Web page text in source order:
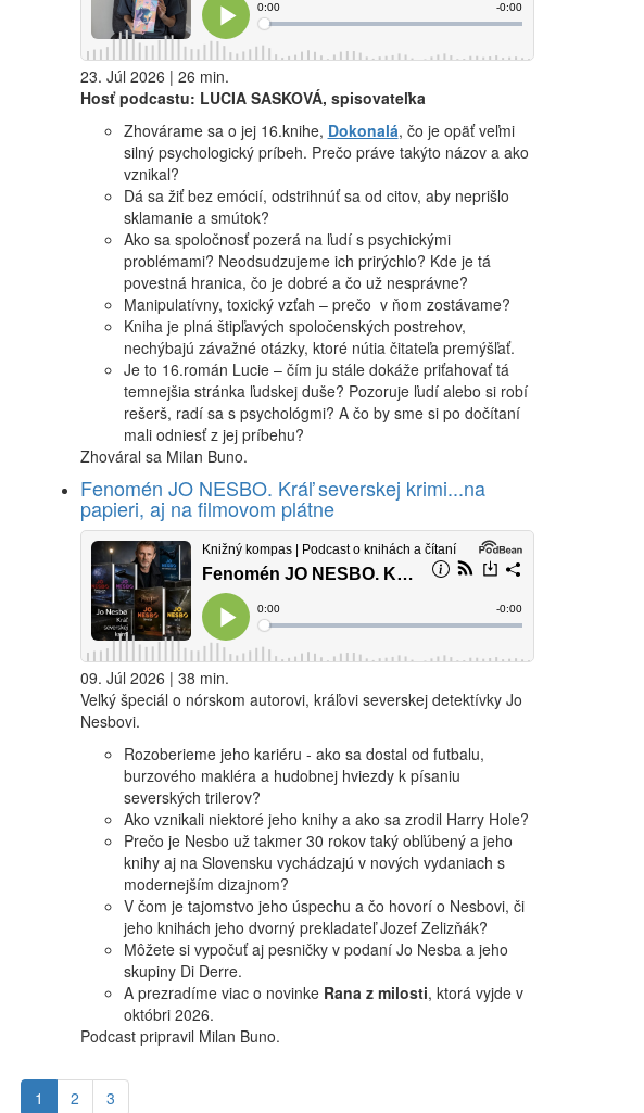
23. Júl 2026 | 26 min.
Hosť podcastu: LUCIA SASKOVÁ, spisovateľka
Zhovárame sa o jej 16.knihe, Dokonalá, čo je opäť veľmi
silný psychologický príbeh. Prečo práve takýto názov a ako
vznikal?
Dá sa žiť bez emócií, odstrihnúť sa od citov, aby neprišlo
sklamanie a smútok?
Ako sa spoločnosť pozerá na ľudí s psychickými
problémami? Neodsudzujeme ich prirýchlo? Kde je tá
povestná hranica, čo je dobré a čo už nesprávne?
Manipulatívny, toxický vzťah – prečo v ňom zostávame?
Kniha je plná štipľavých spoločenských postrehov,
nechýbajú závažné otázky, ktoré nútia čitateľa premýšľať.
Je to 16.román Lucie – čím ju stále dokáže priťahovať tá
temnejšia stránka ľudskej duše? Pozoruje ľudí alebo si robí
rešerš, radí sa s psychológmi? A čo by sme si po dočítaní
mali odniesť z jej príbehu?
Zhováral sa Milan Buno.
Fenomén JO NESBO. Kráľ severskej krimi...na
papieri, aj na filmovom plátne
09. Júl 2026 | 38 min.
Veľký špeciál o nórskom autorovi, kráľovi severskej detektívky Jo
Nesbovi.
Rozoberieme jeho kariéru - ako sa dostal od futbalu,
burzového makléra a hudobnej hviezdy k písaniu
severských trilerov?
Ako vznikali niektoré jeho knihy a ako sa zrodil Harry Hole?
Prečo je Nesbo už takmer 30 rokov taký obľúbený a jeho
knihy aj na Slovensku vychádzajú v nových vydaniach s
modernejším dizajnom?
V čom je tajomstvo jeho úspechu a čo hovorí o Nesbovi, či
jeho knihách jeho dvorný prekladateľ Jozef Zelizňák?
Môžete si vypočuť aj pesničky v podaní Jo Nesba a jeho
skupiny Di Derre.
A prezradíme viac o novinke Rana z milosti, ktorá vyjde v
októbri 2026.
Podcast pripravil Milan Buno.
1 2 3